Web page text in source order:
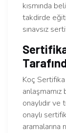
kısmında
takdirde
sınavsız
Koç
onaylıdır
onaylı
aramalarına